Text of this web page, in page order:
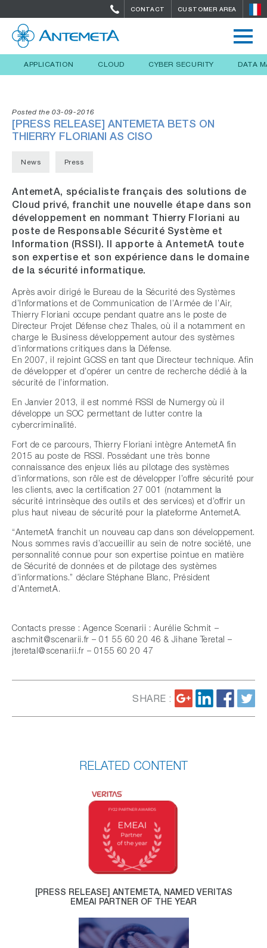
CONTACT CUSTOMER AREA
APPLICATION CLOUD CYBER SECURITY DATA
Posted the 03-09-2016
[PRESS RELEASE] ANTEMETA BETS ON
THIERRY FLORIANI AS CISO
News Press
AntemetA, spécialiste français des solutions de
Cloud privé, franchit une nouvelle étape dans son
développement en nommant Thierry Floriani au
poste de Responsable Sécurité Système et
Information (RSSI). Il apporte à AntemetA toute
son expertise et son expérience dans le domaine
de la sécurité informatique.
Après avoir dirigé le Bureau de la Sécurité des Systèmes
d’Informations et de Communication de l’Armée de l’Air,
Thierry Floriani occupe pendant quatre ans le poste de
Directeur Projet Défense chez Thales, où il a notamment en
charge le Business développement autour des systèmes
d’informations critiques dans la Défense.
En 2007, il rejoint GCSS en tant que Directeur technique. Afin
de développer et d’opérer un centre de recherche dédié à la
sécurité de l’information.
En Janvier 2013, il est nommé RSSI de Numergy où il
développe un SOC permettant de lutter contre la
cybercriminalité.
Fort de ce parcours, Thierry Floriani intègre AntemetA fin
2015 au poste de RSSI. Possédant une très bonne
connaissance des enjeux liés au pilotage des systèmes
d’informations, son rôle est de développer l’offre sécurité pour
les clients, avec la certification 27 001 (notamment la
sécurité intrinsèque des outils et des services) et d’offrir un
plus haut niveau de sécurité pour la plateforme AntemetA.
“AntemetA franchit un nouveau cap dans son développement.
Nous sommes ravis d’accueillir au sein de notre société, une
personnalité connue pour son expertise pointue en matière
de Sécurité de données et de pilotage des systèmes
d’informations.” déclare Stéphane Blanc, Président
d’AntemetA.
Contacts presse : Agence Scenarii : Aurélie Schmit –
aschmit@scenarii.fr – 01 55 60 20 46 & Jihane Teretal –
jteretal@scenarii.fr – 0155 60 20 47
SHARE :
RELATED CONTENT
[PRESS RELEASE] ANTEMETA, NAMED VERITAS
EMEAI PARTNER OF THE YEAR